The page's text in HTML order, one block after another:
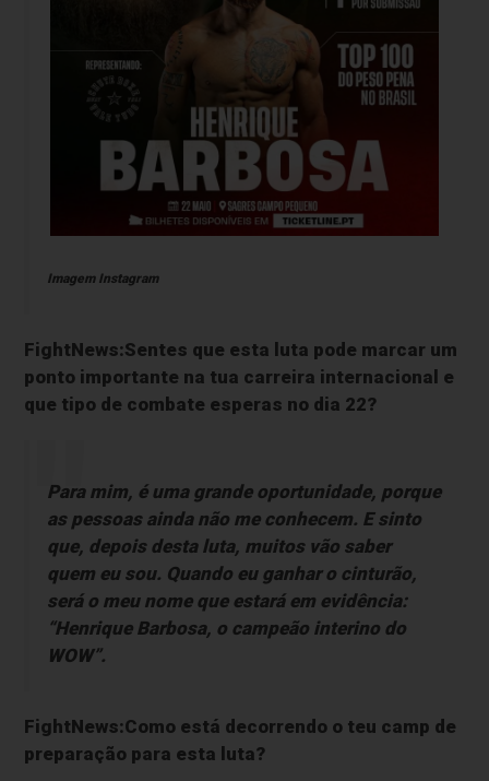
Imagem Instagram
FightNews:Sentes que esta luta pode marcar um
ponto importante na tua carreira internacional e
que tipo de combate esperas no dia 22?
Para mim, é uma grande oportunidade, porque
as pessoas ainda não me conhecem. E sinto
que, depois desta luta, muitos vão saber
quem eu sou. Quando eu ganhar o cinturão,
será o meu nome que estará em evidência:
“Henrique Barbosa, o campeão interino do
WOW”.
FightNews:Como está decorrendo o teu camp de
preparação para esta luta?